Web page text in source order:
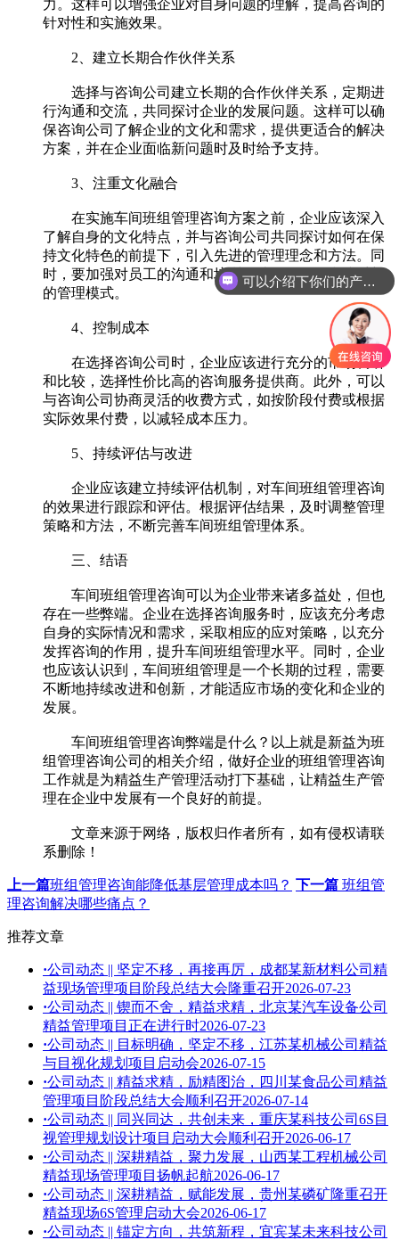
力。这样可以增强企业对自身问题的理解，提高咨询的
针对性和实施效果。
2、建立长期合作伙伴关系
选择与咨询公司建立长期的合作伙伴关系，定期进
行沟通和交流，共同探讨企业的发展问题。这样可以确
保咨询公司了解企业的文化和需求，提供更适合的解决
方案，并在企业面临新问题时及时给予支持。
3、注重文化融合
在实施车间班组管理咨询方案之前，企业应该深入
了解自身的文化特点，并与咨询公司共同探讨如何在保
持文化特色的前提下，引入先进的管理理念和方法。同
时，要加强对员工的沟通和培训，让他们理解和接受新
的管理模式。
4、控制成本
在选择咨询公司时，企业应该进行充分的市场调研
和比较，选择性价比高的咨询服务提供商。此外，可以
与咨询公司协商灵活的收费方式，如按阶段付费或根据
实际效果付费，以减轻成本压力。
5、持续评估与改进
企业应该建立持续评估机制，对车间班组管理咨询
的效果进行跟踪和评估。根据评估结果，及时调整管理
策略和方法，不断完善车间班组管理体系。
三、结语
车间班组管理咨询可以为企业带来诸多益处，但也
存在一些弊端。企业在选择咨询服务时，应该充分考虑
自身的实际情况和需求，采取相应的应对策略，以充分
发挥咨询的作用，提升车间班组管理水平。同时，企业
也应该认识到，车间班组管理是一个长期的过程，需要
不断地持续改进和创新，才能适应市场的变化和企业的
发展。
车间班组管理咨询弊端是什么？以上就是新益为班
组管理咨询公司的相关介绍，做好企业的班组管理咨询
工作就是为精益生产管理活动打下基础，让精益生产管
理在企业中发展有一个良好的前提。
文章来源于网络，版权归作者所有，如有侵权请联
系删除！
上一篇班组管理咨询能降低基层管理成本吗？ 下一篇 班组管
理咨询解决哪些痛点？
推荐文章
·公司动态 || 坚定不移，再接再厉，成都某新材料公司精
益现场管理项目阶段总结大会隆重召开2026-07-23
·公司动态 || 锲而不舍，精益求精，北京某汽车设备公司
精益管理项目正在进行时2026-07-23
·公司动态 || 目标明确，坚定不移，江苏某机械公司精益
与目视化规划项目启动会2026-07-15
·公司动态 || 精益求精，励精图治，四川某食品公司精益
管理项目阶段总结大会顺利召开2026-07-14
·公司动态 || 同兴同达，共创未来，重庆某科技公司6S目
视管理规划设计项目启动大会顺利召开2026-06-17
·公司动态 || 深耕精益，聚力发展，山西某工程机械公司
精益现场管理项目扬帆起航2026-06-17
·公司动态 || 深耕精益，赋能发展，贵州某磷矿隆重召开
精益现场6S管理启动大会2026-06-17
·公司动态 || 锚定方向，共筑新程，宜宾某未来科技公司
可以介绍下你们的产品么